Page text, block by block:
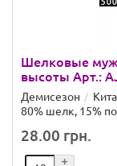
Шелковые
высоты Арт.:
Демисезон
80% шелк, 15%
28.00 грн.